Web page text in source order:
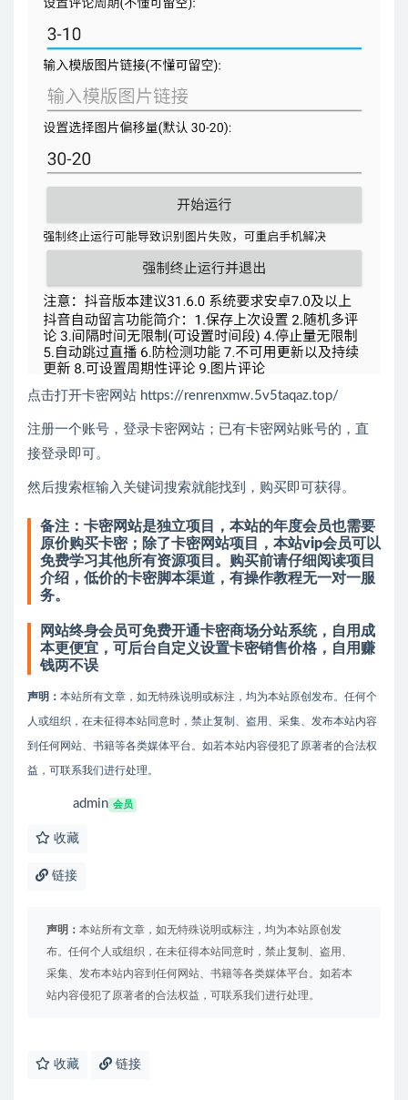
点击打开卡密网站 https://renrenxmw.5v5taqaz.top/
注册一个账号，登录卡密网站；已有卡密网站账号的，直
接登录即可。
然后搜索框输入关键词搜索就能找到，购买即可获得。
备注：卡密网站是独立项目，本站的年度会员也需要
原价购买卡密；除了卡密网站项目，本站vip会员可以
免费学习其他所有资源项目。购买前请仔细阅读项目
介绍，低价的卡密脚本渠道，有操作教程无一对一服
务。
网站终身会员可免费开通卡密商场分站系统，自用成
本更便宜，可后台自定义设置卡密销售价格，自用赚
钱两不误
声明： 本站所有文章，如无特殊说明或标注，均为本站原创发布。任何个
人或组织，在未征得本站同意时，禁止复制、盗用、采集、发布本站内容
到任何网站、书籍等各类媒体平台。如若本站内容侵犯了原著者的合法权
益，可联系我们进行处理。
admin 会员
收藏
链接
声明： 本站所有文章，如无特殊说明或标注，均为本站原创发
布。任何个人或组织，在未征得本站同意时，禁止复制、盗用、
采集、发布本站内容到任何网站、书籍等各类媒体平台。如若本
站内容侵犯了原著者的合法权益，可联系我们进行处理。
收藏 链接